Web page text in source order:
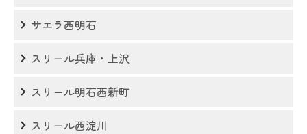
サエラ西明石
スリール兵庫・上沢
スリール明石西新町
スリール西淀川